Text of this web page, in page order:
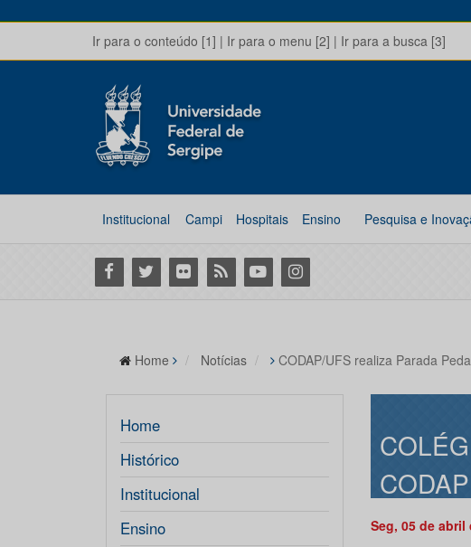
Ir para o conteúdo [1] | Ir para o menu [2] | Ir para a busca [3]
Institucional Campi Hospitais Ensino Pesquisa e
Facebook
Twitter Flickr RSS YoutubeInstagram
Home Notícias CODAP/UFS realiza Parada
Home
Histórico
Institucional
Ensino
CODAP
Seg, 05 de abril